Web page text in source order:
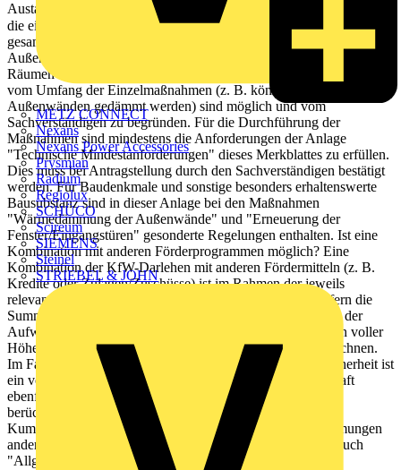
METZ CONNECT
Nexans
Nexans Power Accessories
Prysmian
Radium
Regiolux
SCHÜCO
Scireum
SIEMENS
Steinel
STRIEBEL & JOHN
Austausch der Beleuchtung,  Maßnahmen Heizung. Bezogen auf
die einzelnen Maßnahmen sind grundsätzlich alle Außenwände, das
gesamte Dach, die gesamte Kellerdecke, alle erdberührten
Außenflächen oder alle Wände zwischen beheizten und unbeheizten
Räumen zu dämmen sowie alle Fenster auszutauschen. Ausnahmen
vom Umfang der Einzelmaßnahmen (z. B. können nur 3 von 4
Außenwänden gedämmt werden) sind möglich und vom
Sachverständigen zu begründen. Für die Durchführung der
Maßnahmen sind mindestens die Anforderungen der Anlage
"Technische Mindestanforderungen" dieses Merkblattes zu erfüllen.
Dies muss bei Antragstellung durch den Sachverständigen bestätigt
werden. Für Baudenkmale und sonstige besonders erhaltenswerte
Bausubstanz sind in dieser Anlage bei den Maßnahmen
"Wärmedämmung der Außenwände" und "Erneuerung der
Fenster/Eingangstüren" gesonderte Regelungen enthalten. Ist eine
Kombination mit anderen Förderprogrammen möglich? Eine
Kombination der KfW-Darlehen mit anderen Fördermitteln (z. B.
Kredite oder Zulagen/Zuschüsse) ist im Rahmen der jeweils
relevanten EU-Beihilfegrenzen grundsätzlich zulässig, sofern die
Summe aus Krediten, Zuschüssen und Zulagen die Summe der
Aufwendungen nicht übersteigt. Der Tilgungszuschuss ist in voller
Höhe auf die für das Vorhaben gewährten Beihilfen anzurechnen.
Im Falle der Gewährung kommunaler Bürgschaften als Sicherheit ist
ein vom Antragsteller mitgeteilter Beihilfewert der Bürgschaft
ebenfalls im Rahmen der Kumulierung von Beihilfen zu
berücksichtigen. Die beihilferechtlichen
Kumulierungsbestimmungen und die Kumulierungsbestimmungen
anderer Programme sind hierbei zu beachten (siehe hierzu auch
"Allgemeines Merkblatt zu